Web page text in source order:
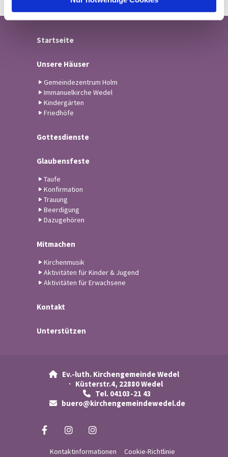
Startseite
Unsere Häuser
Gemeindezentrum Holm
Immanuelkirche Wedel
Kindergärten
Friedhöfe
Gottesdienste
Glaubensfeste
Taufe
Konfirmation
Trauung
Beerdigung
Dazugehören
Mitmachen
Kirchenmusik
Aktivitäten für Kinder & Jugend
Aktivitäten für Erwachsene
Kontakt
Unterstützen

Ev.-luth. Kirchengemeinde Wedel
· Küsterstr.4, 22880 Wedel
 Tel. 04103-21 43
buero@kirchengemeindewedel.de
Kontaktinformationen Cookie-Richtlinie